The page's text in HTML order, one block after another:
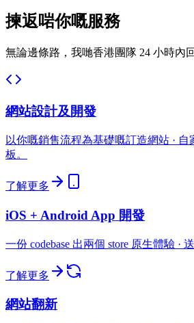
揀返啱你嘅服務
無論邊條路，我哋香港團隊 24 小時內回
網站設計及開發
以你嘅銷售流程為基礎嘅訂造網站 ·
板。
了解更多
iOS + Android App 開發
一份 codebase 出兩個 store 原生體驗 ·
了解更多
網站翻新